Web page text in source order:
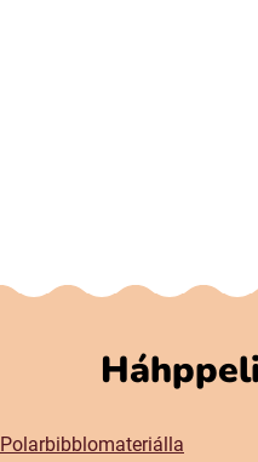
Polarbibblomateriálla